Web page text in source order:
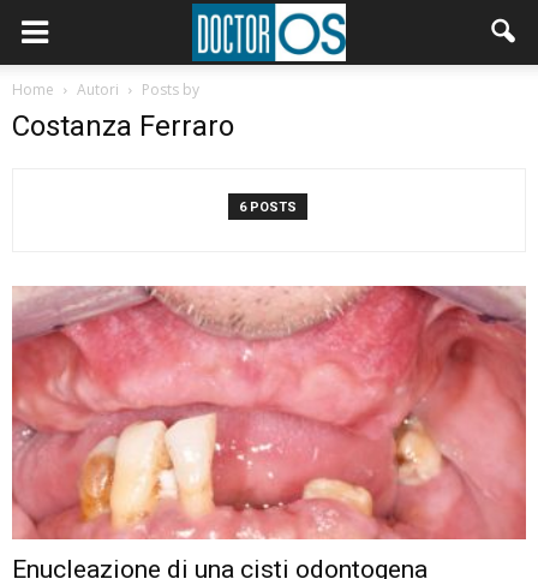
Home Autori Posts by
Costanza Ferraro
6 POSTS
Enucleazione di una cisti odontogena